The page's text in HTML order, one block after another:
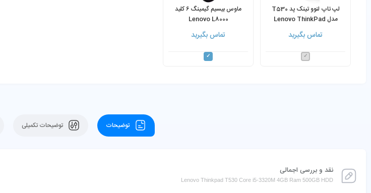
لپ تاپ لنوو تینک پد T530
مدل Lenovo ThinkPad
T530 Corei7-3630QM 4GB
500GB HDD
تماس بگیرید
ماوس بیسیم گیمینگ ۶ کلید
Lenovo L8000
تماس بگیرید
توضیحات توضیحات تکمیلی
نقد و بررسی اجمالی
Lenovo Thinkpad T530 Core i5-3320M 4GB Ram 500GB HDD